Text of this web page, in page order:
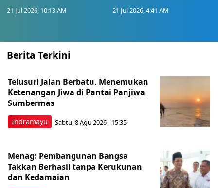
21 Jul 2026, 10:13 AM 21 Jul 2026, 4:41 AM
Berita Terkini
Indramayu
Telusuri Jalan Berbatu, Menemukan
Ketenangan Jiwa di Pantai Panjiwa
Sumbermas
Sabtu, 8 Agu 2026 - 15:35
Menag: Pembangunan Bangsa
Takkan Berhasil tanpa Kerukunan
dan Kedamaian